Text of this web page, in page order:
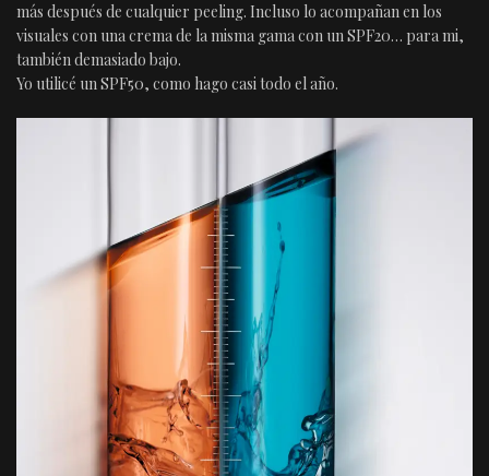
más después de cualquier peeling. Incluso lo acompañan en los
visuales con una crema de la misma gama con un SPF20… para mi,
también demasiado bajo.
Yo utilicé un SPF50, como hago casi todo el año.